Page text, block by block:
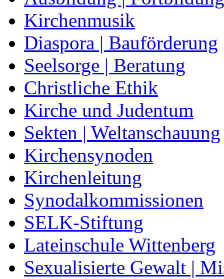
Kirchenmusik
Diaspora | Bauförderung
Seelsorge | Beratung
Christliche Ethik
Kirche und Judentum
Sekten | Weltanschauung
Kirchensynoden
Kirchenleitung
Synodalkommissionen
SELK-Stiftung
Lateinschule Wittenberg
Sexualisierte Gewalt |